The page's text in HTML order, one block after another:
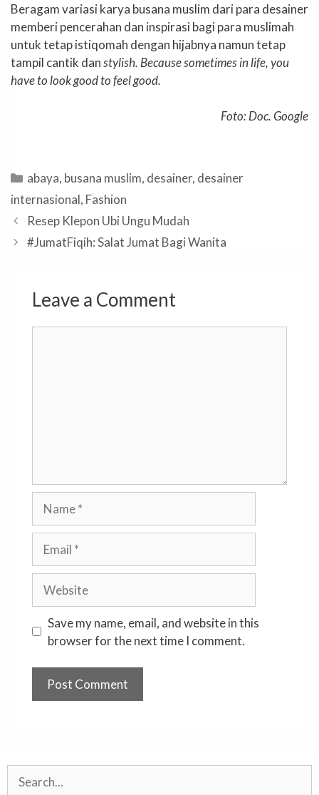
Beragam variasi karya busana muslim dari para desainer
memberi pencerahan dan inspirasi bagi para muslimah
untuk tetap istiqomah dengan hijabnya namun tetap
tampil cantik danstylish. Because sometimes in life, you
have to look good to feel good.
Foto: Doc. Google
Categories
abaya, busana muslim, desainer, desainer
internasional, Fashion
Resep Klepon Ubi Ungu Mudah
#JumatFiqih: Salat Jumat Bagi Wanita
Leave a Comment
Save my name, email, and website in this
browser for the next time I comment.